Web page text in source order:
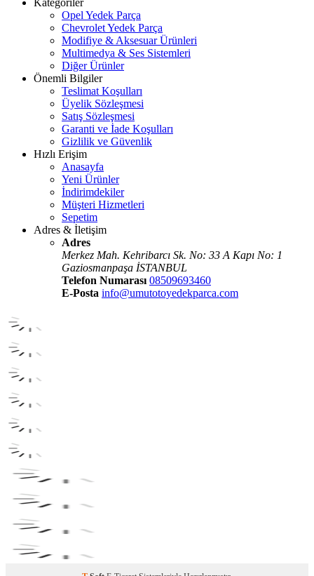
Opel Yedek Parça
Chevrolet Yedek Parça
Modifiye & Aksesuar Ürünleri
Multimedya & Ses Sistemleri
Diğer Ürünler
Önemli Bilgiler
Teslimat Koşulları
Üyelik Sözleşmesi
Satış Sözleşmesi
Garanti ve İade Koşulları
Gizlilik ve Güvenlik
Hızlı Erişim
Anasayfa
Yeni Ürünler
İndirimdekiler
Müşteri Hizmetleri
Sepetim
Adres & İletişim
Adres
Merkez Mah. Kehribarcı Sk. No: 33 A Kapı No: 1
Gaziosmanpaşa İSTANBUL
Telefon Numarası 08509693460
E-Posta info@umutotoyedekparca.com